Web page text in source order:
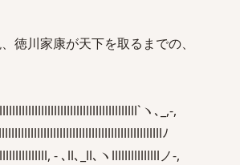
徳川家康が天下を取るまでの、
ヽ､_,-,
ﾉ
- ､ll､_ll､ヽlllllllllllllllノ-,